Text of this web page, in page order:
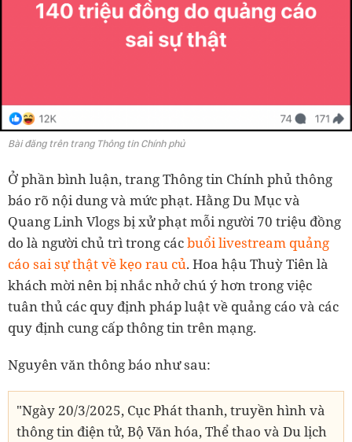
Bài đăng trên trang Thông tin Chính phủ
Ở phần bình luận, trang Thông tin Chính phủ thông
báo rõ nội dung và mức phạt. Hằng Du Mục và
Quang Linh Vlogs bị xử phạt mỗi người 70 triệu đồng
do là người chủ trì trong cácbuổi livestream quảng
cáo sai sự thật về kẹo rau củ. Hoa hậu Thuỳ Tiên là
khách mời nên bị nhắc nhở chú ý hơn trong việc
tuân thủ các quy định pháp luật về quảng cáo và các
quy định cung cấp thông tin trên mạng.
Nguyên văn thông báo như sau:
"Ngày 20/3/2025, Cục Phát thanh, truyền hình và
thông tin điện tử, Bộ Văn hóa, Thể thao và Du lịch